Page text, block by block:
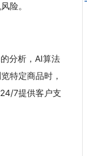
险。
分析，AI算法
特定商品时，
7提供客户支